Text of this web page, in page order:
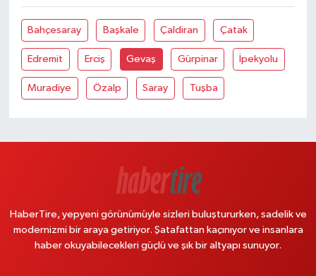
Bahçesaray Başkale Çaldiran Çatak
Edremit Erciş Gevaş Gürpinar İpekyolu
Muradiye Özalp Saray Tuşba
HaberTire, yepyeni görünümüyle sizleri buluştururken, sadelik ve
modernizmi bir araya getiriyor. Şatafattan kaçınıyor ve insanlara
haber okuyabilecekleri güçlü ve şık bir altyapı sunuyor.